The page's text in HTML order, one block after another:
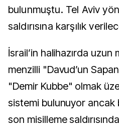
bulunmuştu. Tel Aviv
saldırısına karşılık
İsrail’in halihazırda
menzilli "Davud’un
"Demir Kubbe" olmak
sistemi bulunuyor ancak
son misilleme